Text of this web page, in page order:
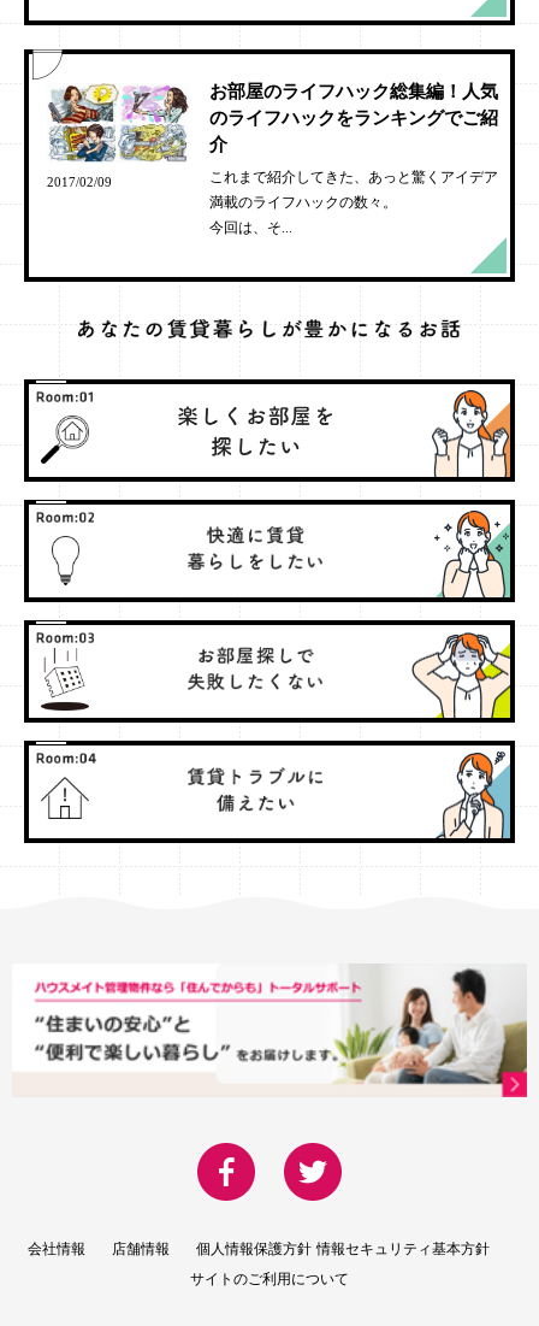
2017/02/09
お部屋のライフハック総集編！人気
のライフハックをランキングでご紹
介
これまで紹介してきた、あっと驚くアイデア
満載のライフハックの数々。
今回は、そ...
会社情報 店舗情報 個人情報保護方針 情報セキュリティ基本方針
サイトのご利用について